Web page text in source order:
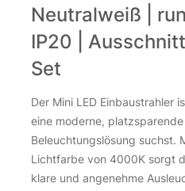
Neutralweiß |
IP20 |
Set
Der Mini LED Einbaustrahler
eine moderne,
Beleuchtungslösung suchst.
Lichtfarbe von 4000K sorgt
klare und angenehme